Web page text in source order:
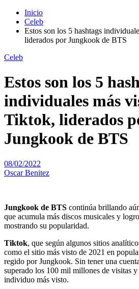
Inicio
Celeb
Estos son los 5 hashtags
liderados por Jungkook de BTS
Celeb
Estos son los 5
individuales más
Tiktok, liderados
Jungkook de BTS
08/02/2022
Oscar Benitez
Jungkook de BTS continúa brillando
que acumula más discos musicales y
mostrando su popularidad.
Tiktok, que según algunos sitios
como el sitio más visto de 2021 en
regido por Jungkook. Sin tener una
superado los 100 mil millones de visitas y
individuo más visto.